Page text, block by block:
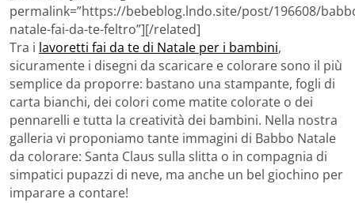
permalink=”https://bebeblog.lndo.site/post/196608/
natale-fai-da-te-feltro”][/related]
Tra i lavoretti fai da te di Natale per i bambini,
sicuramente i disegni da scaricare e colorare sono il più
semplice da proporre: bastano una stampante, fogli di
carta bianchi, dei colori come matite colorate o dei
pennarelli e tutta la creatività dei bambini. Nella nostra
galleria vi proponiamo tante immagini di Babbo Natale
da colorare: Santa Claus sulla slitta o in compagnia di
simpatici pupazzi di neve, ma anche un bel giochino per
imparare a contare!